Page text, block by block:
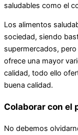
saludables como el
Los alimentos
sociedad, siendo
supermercados,
ofrece una mayor
calidad, todo ello
buena calidad.
Colaborar con el
No debemos